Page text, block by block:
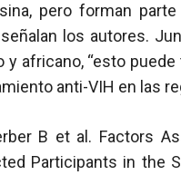
pero forman
los autores.
y africano, “esto
anti-VIH en las
B et al. Factors
Participants in the